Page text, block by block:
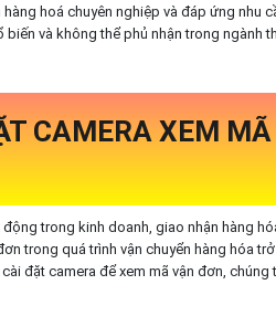
hoá chuyên nghiệp và đáp ứng nhu
và không thể phủ nhận trong ngành
CAMERA XEM MÃ
trong kinh doanh, giao nhận hàng
trong quá trình vận chuyển hàng hóa
đặt camera để xem mã vận đơn,